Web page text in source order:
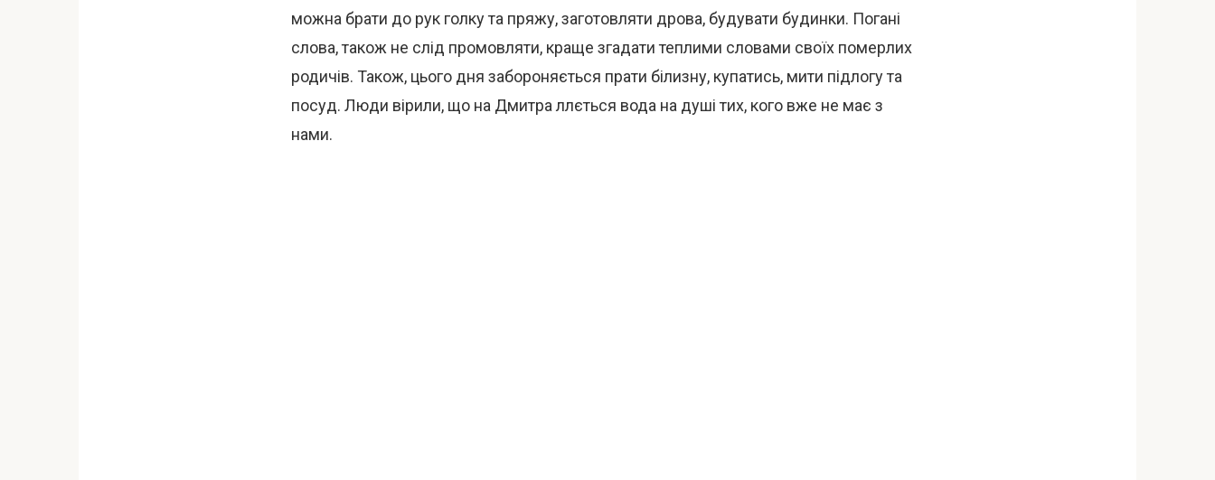
можна брати до рук голку та пряжу, заготовляти дрова, будувати будинки. Погані
слова, також не слід промовляти, краще згадати теплими словами своїх померлих
родичів. Також, цього дня забороняється прати білизну, купатись, мити підлогу та
посуд. Люди вірили, що на Дмитра ллється вода на душі тих, кого вже не має з
нами.